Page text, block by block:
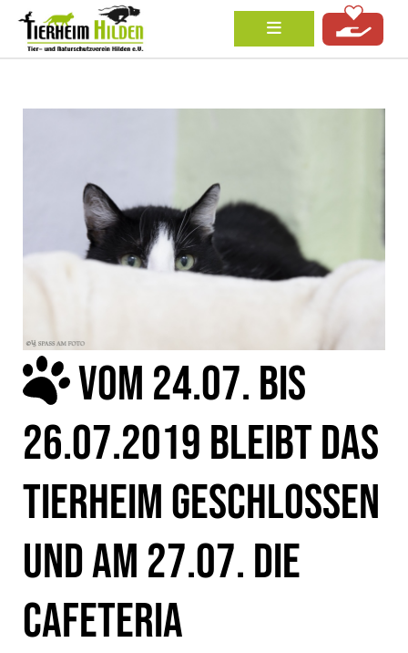
VOM 24.07. BIS
26.07.2019 BLEIBT DAS
TIERHEIM GESCHLOSSEN
UND AM 27.07. DIE
CAFETERIA